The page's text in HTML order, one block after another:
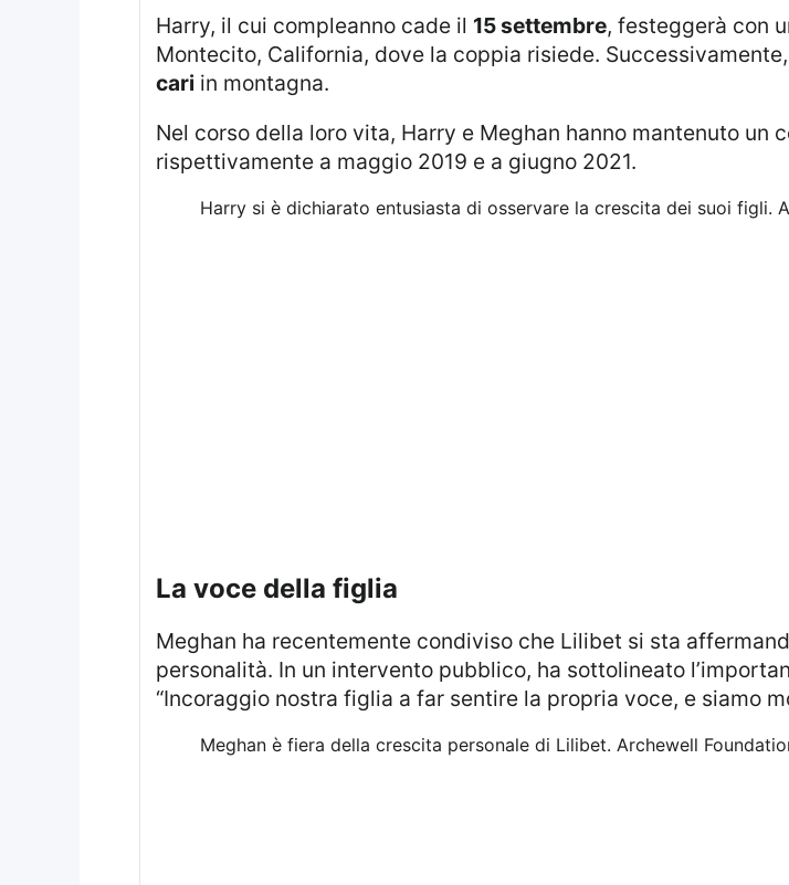
Harry, il cui compleanno cade il 15 settembre, festeggerà con
Montecito, California, dove la coppia risiede.
cari in montagna.
Nel corso della loro vita, Harry e Meghan hanno mantenuto un certo riserbo riguardo ai loro figli, Archie e Lilibet, nati
rispettivamente a maggio 2019 e a giugno 2021.
Harry si è dichiarato entusiasta di osservare la crescita dei suoi figli.
la voce della figlia
Meghan ha recentemente condiviso che Lilibet si sta
personalità. In un intervento pubblico, ha sottolineato
“Incoraggio nostra figlia a far sentire la propria voce, e siamo
Meghan è fiera della crescita personale di Lilibet. Archewell